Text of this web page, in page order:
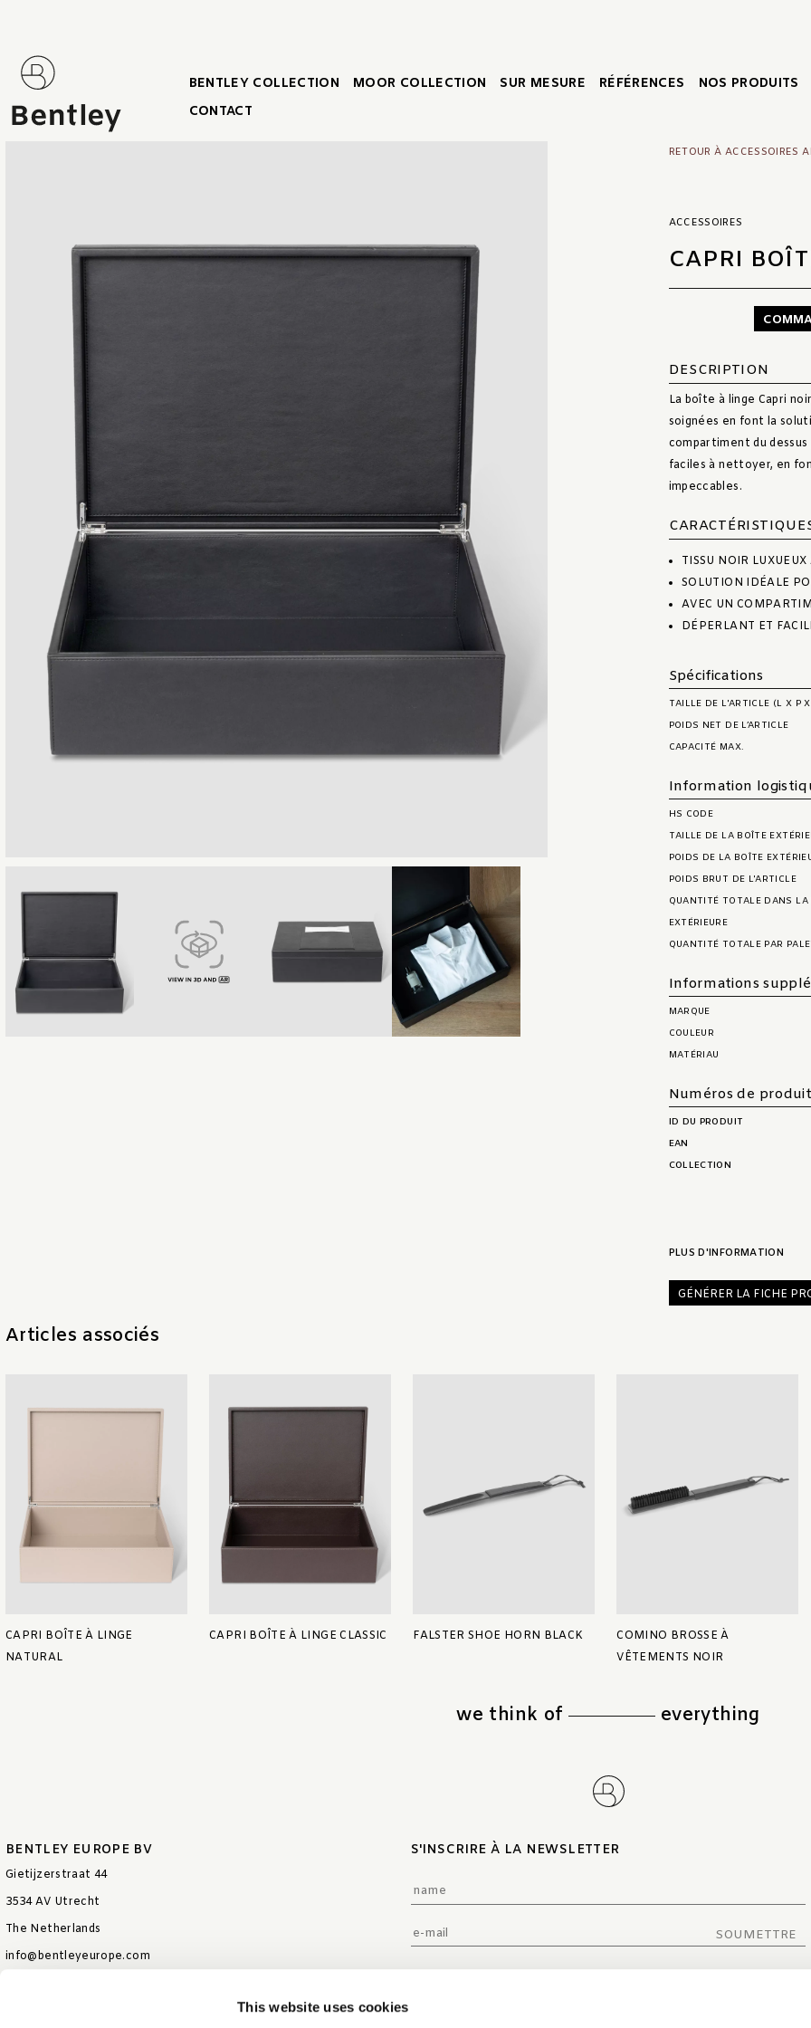
This website uses cookies
BENTLEY COLLECTION MOOR COLLECTION SUR MESURE RÉFÉRENCES NOS PRODUITS
CONTACT
RETOUR À ACCESSOIRES
ACCESSOIRES
CAPRI
DESCRIPTION
La boîte à linge Capri
soignées en font la
compartiment du
faciles à nettoyer, en
impeccables.
TISSU NOIR LUXUEUX
SOLUTION IDÉALE
AVEC UN
DÉPERLANT ET
Spécifications
TAILLE DE L'ARTICLE (L X P
POIDS NET DE L’ARTICLE
CAPACITÉ MAX.
Information
HS CODE
TAILLE DE LA BOÎTE
POIDS DE LA BOÎTE
POIDS BRUT DE L'ARTICLE
QUANTITÉ TOTALE DANS LA
EXTÉRIEURE
QUANTITÉ TOTALE PAR
Informations
MARQUE
COULEUR
MATÉRIAU
Numéros de produit
ID DU PRODUIT
EAN
COLLECTION
PLUS D'INFORMATION
GÉNÉRER LA FICHE
Articles associés
CAPRI BOÎTE À LINGE
NATURAL
CAPRI BOÎTE À LINGE CLASSIC FALSTER SHOE HORN BLACK
COMINO BROSSE À
VÊTEMENTS NOIR
we think of everything
BENTLEY EUROPE BV
Gietijzerstraat 44
3534 AV Utrecht
The Netherlands
info@bentleyeurope.com
S'INSCRIRE À LA NEWSLETTER
SOUMETTRE